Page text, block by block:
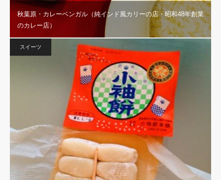
秋葉原・カレーベンガル（純インド風カリーの店・昭和48年創業
のカレー店）
スイーツ